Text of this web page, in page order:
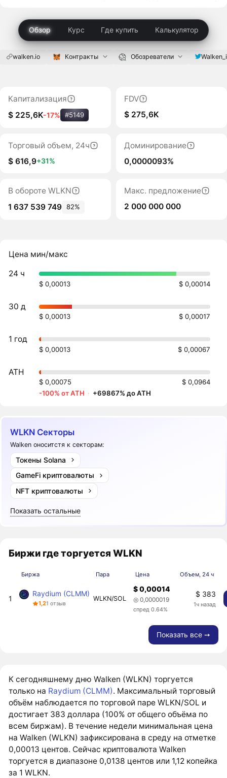
Обзор Курс Где купить Калькулятор
walken.io Контракты Обозреватели
Капитализация
$ 225,6K-17% #5149
FDV
$ 275,6K
Торговый объем, 24ч
$ 616,9+31%
Доминирование
0,0000093%
В обороте WLKN
1 637 539 749 82%
Макс. предложение
2 000 000 000
Цена мин/макс
24 ч
$ 0,00013 $ 0,00014
30 д
$ 0,00013 $ 0,00017
1 год
$ 0,00013 $ 0,00067
ATH
$ 0,00075
$ 0,0964
-100% от ATH · +69867% до ATH
WLKN Секторы
Walken оноситстя к секторам:
Токены Solana
GameFi криптовалюты
NFT криптовалюты
Показать остальные
Биржи где торгуется WLKN
Биржа Пара Цена Объем, 24 ч
1
Raydium (CLMM)
1,21 отзыв
WLKN/SOL
$ 0,00014
◎ 0,0000019
спред 0.64%
$ 383
1ч назад
Показать все ➙
К сегодняшнему дню Walken (WLKN) торгуется
только на Raydium (CLMM). Максимальный торговый
объём наблюдается по торговой паре WLKN/SOL и
достигает 383 доллара (100% от общего объёма по
всем биржам). В течение недели минимальная цена
на Walken (WLKN) зафиксирована в среду на отметке
0,00013 центов. Сейчас криптовалюта Walken
торгуется в диапазоне 0,0138 центов или 1,12 копейка
за 1 WLKN.